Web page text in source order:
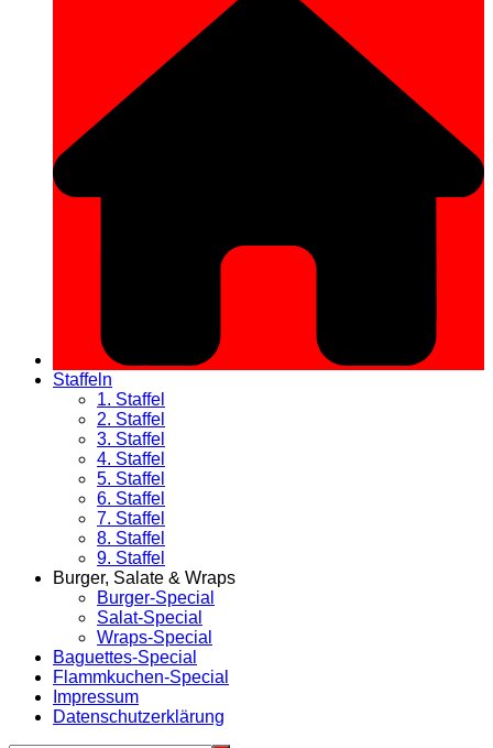
Staffeln
1. Staffel
2. Staffel
3. Staffel
4. Staffel
5. Staffel
6. Staffel
7. Staffel
8. Staffel
9. Staffel
Burger, Salate & Wraps
Burger-Special
Salat-Special
Wraps-Special
Baguettes-Special
Flammkuchen-Special
Impressum
Datenschutzerklärung